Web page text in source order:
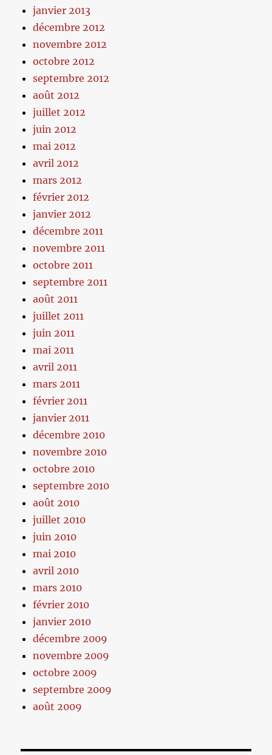
janvier 2013
décembre 2012
novembre 2012
octobre 2012
septembre 2012
août 2012
juillet 2012
juin 2012
mai 2012
avril 2012
mars 2012
février 2012
janvier 2012
décembre 2011
novembre 2011
octobre 2011
septembre 2011
août 2011
juillet 2011
juin 2011
mai 2011
avril 2011
mars 2011
février 2011
janvier 2011
décembre 2010
novembre 2010
octobre 2010
septembre 2010
août 2010
juillet 2010
juin 2010
mai 2010
avril 2010
mars 2010
février 2010
janvier 2010
décembre 2009
novembre 2009
octobre 2009
septembre 2009
août 2009